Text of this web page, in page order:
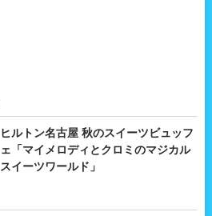
ヒルトン名古屋 秋のスイーツビュッフ
ェ「マイメロディとクロミのマジカル
スイーツワールド」